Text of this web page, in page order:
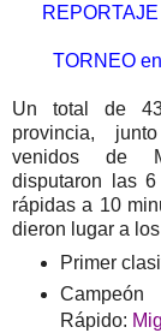
TORNEO
Un total de
provincia,
venidos de
disputaron las
rápidas a 10
dieron lugar a
Primer
Rápido: